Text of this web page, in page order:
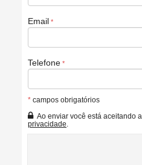
Email
Telefone
* campos obrigatórios
Ao enviar você está aceitando a
privacidade